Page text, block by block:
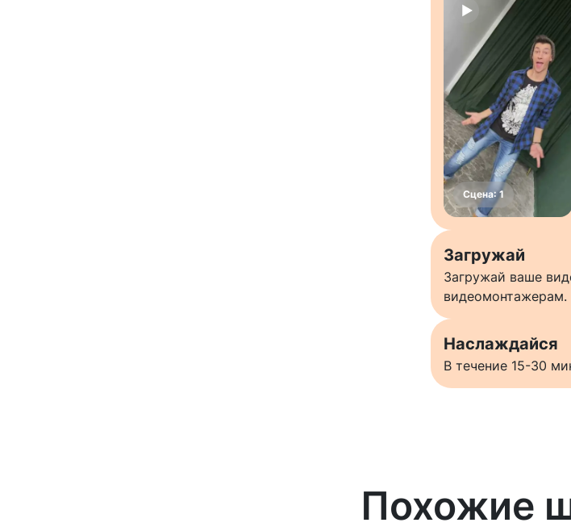
Загружай
Загружай ваше
видеомонтажерам.
Наслаждайся
В течение 15-30
Похожие